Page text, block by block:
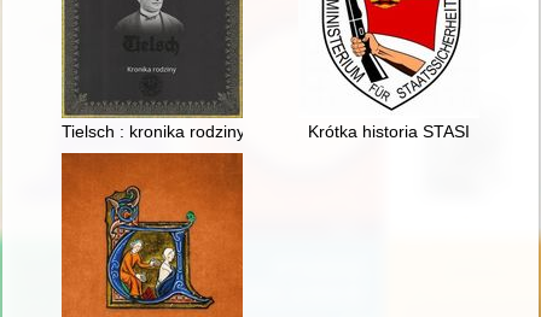
Tielsch : kronika rodziny Krótka historia STASI